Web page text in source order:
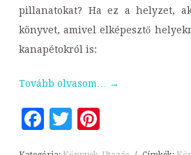
pillanatokat? Ha ez a helyzet,
könyvet, amivel elképesztő
kanapétokról is:
Tovább olvasom… →
Facebook
Twitter